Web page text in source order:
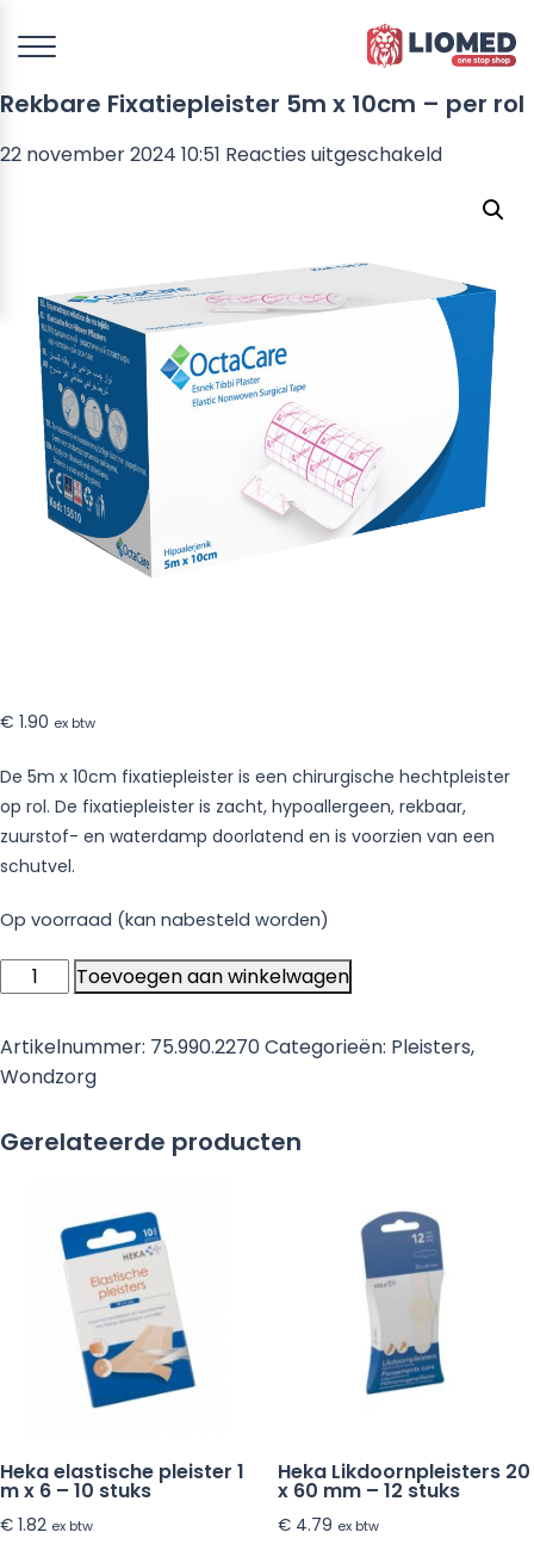
Rekbare Fixatiepleister 5m x 10cm – per rol
22 november 2024 10:51 Reacties uitgeschakeldvoor
x
10cm
–
per
rol
€ 1.90 ex btw
De 5m x 10cm fixatiepleister is een chirurgische hechtpleister
op rol. De fixatiepleister is zacht, hypoallergeen, rekbaar,
zuurstof- en waterdamp doorlatend en is voorzien van een
schutvel.
Op voorraad (kan nabesteld worden)
Rekbare
Fixatiepleister
x
10cm
per
Toevoegen aan winkelwagen
Artikelnummer: 75.990.2270Categorieën: Pleisters,
Wondzorg
Gerelateerde producten
Heka elastische pleister 1
m x 6 – 10 stuks
€ 1.82 ex btw
Heka Likdoornpleisters 20
x 60 mm – 12 stuks
€4.79 ex btw